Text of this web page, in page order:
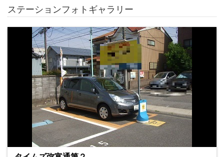
ステーションフォトギャラリー